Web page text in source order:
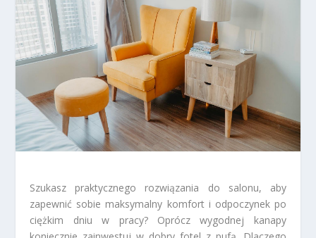
Szukasz praktycznego rozwiązania do salonu, aby
zapewnić sobie maksymalny komfort i odpoczynek po
ciężkim dniu w pracy? Oprócz wygodnej kanapy